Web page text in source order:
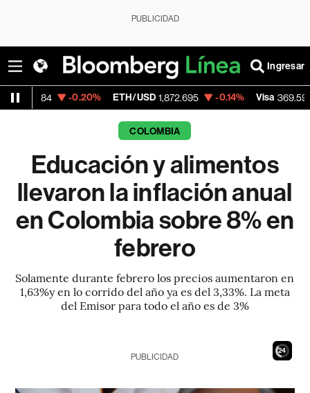
PUBLICIDAD
Ingresar
-0.20% ETH/USD 1,872.695 -0.14% Visa 369.59 +1.07%
COLOMBIA
Educación y alimentos
llevaron la inflación anual
en Colombia sobre 8% en
febrero
Solamente durante febrero los precios aumentaron en
1,63%y en lo corrido del año ya es del 3,33%. La meta
del Emisor para todo el año es de 3%
22
PUBLICIDAD